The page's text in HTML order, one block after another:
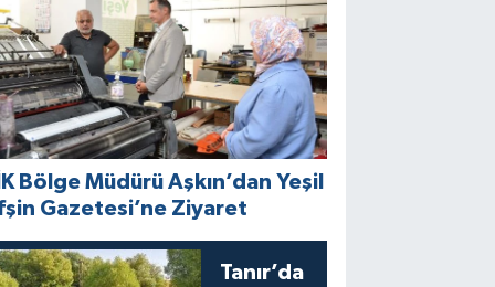
Bölge Müdürü Aşkın’dan Yeşil
Gazetesi’ne Ziyaret
Tanır’da